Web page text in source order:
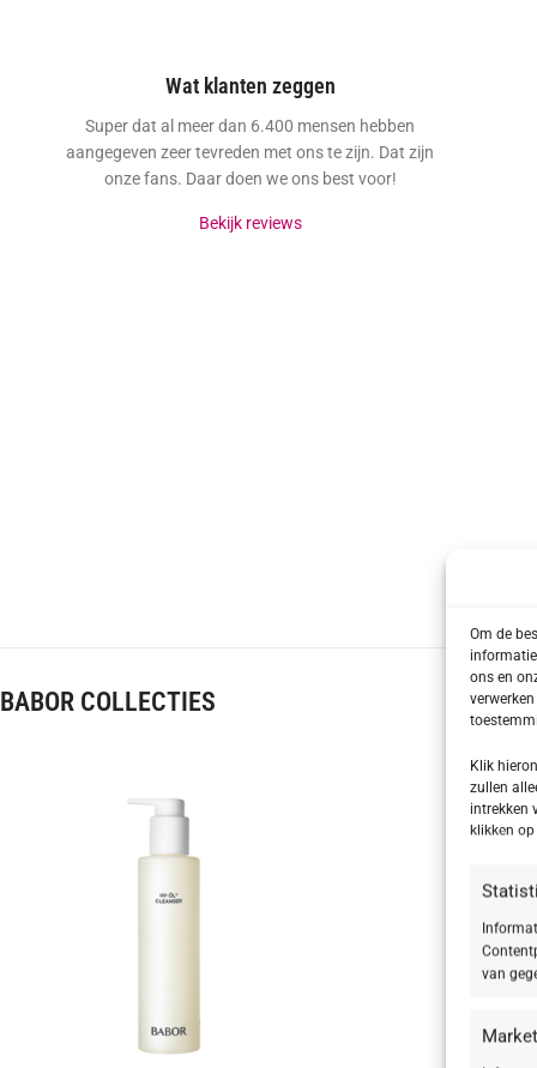
Om de
ons en
Klik
zullen
intrekken
klikken
van
Wat klanten zeggen
Super dat al meer dan 6.400 mensen hebben
aangegeven zeer tevreden met ons te zijn. Dat zijn
onze fans. Daar doen we ons best voor!
Bekijk reviews
BABOR COLLECTIES